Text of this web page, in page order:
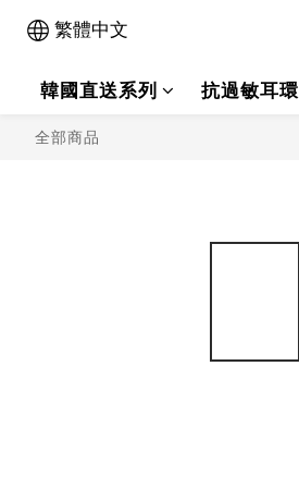
繁體中文
韓國直送系列 抗過敏耳環
全部商品